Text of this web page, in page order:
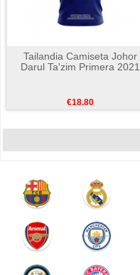
Tailandia Camiseta Johor
Darul Ta'zim Primera 2021
€18.80